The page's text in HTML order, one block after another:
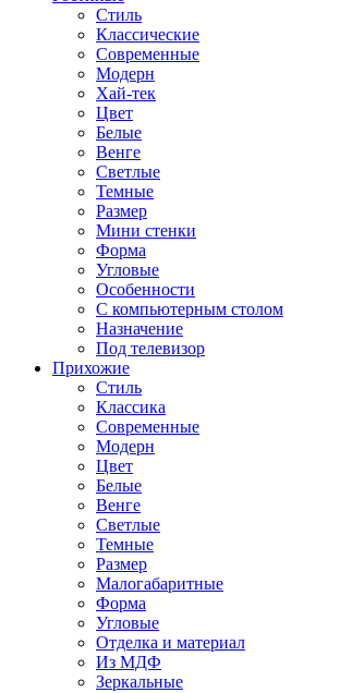
Стиль
Классические
Современные
Модерн
Хай-тек
Цвет
Белые
Венге
Светлые
Темные
Размер
Мини стенки
Форма
Угловые
Особенности
С компьютерным столом
Назначение
Под телевизор
Прихожие
Стиль
Классика
Современные
Модерн
Цвет
Белые
Венге
Светлые
Темные
Размер
Малогабаритные
Форма
Угловые
Отделка и материал
Из МДФ
Зеркальные